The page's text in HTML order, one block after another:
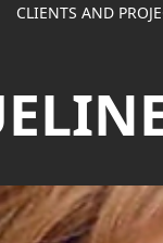
CLIENTS AND